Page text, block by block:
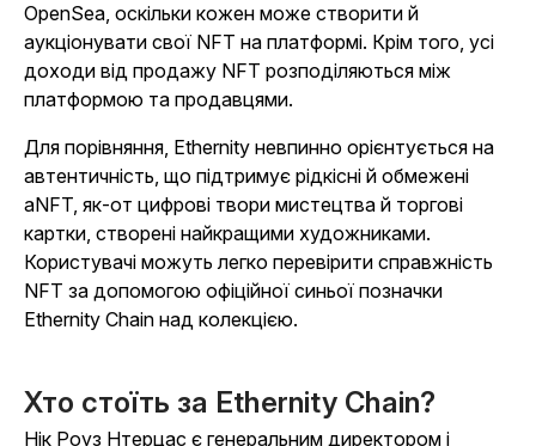
OpenSea, оскільки кожен може створити й
аукціонувати свої NFT на платформі. Крім того, усі
доходи від продажу NFT розподіляються між
платформою та продавцями.
Для порівняння, Ethernity невпинно орієнтується на
автентичність, що підтримує рідкісні й обмежені
aNFT, як-от цифрові твори мистецтва й торгові
картки, створені найкращими художниками.
Користувачі можуть легко перевірити справжність
NFT за допомогою офіційної синьої позначки
Ethernity Chain над колекцією.
Хто стоїть за Ethernity Chain?
Нік Роуз Нтерцас є генеральним директором і